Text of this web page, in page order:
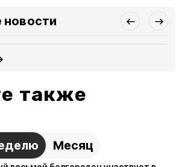
новости
также
Месяц